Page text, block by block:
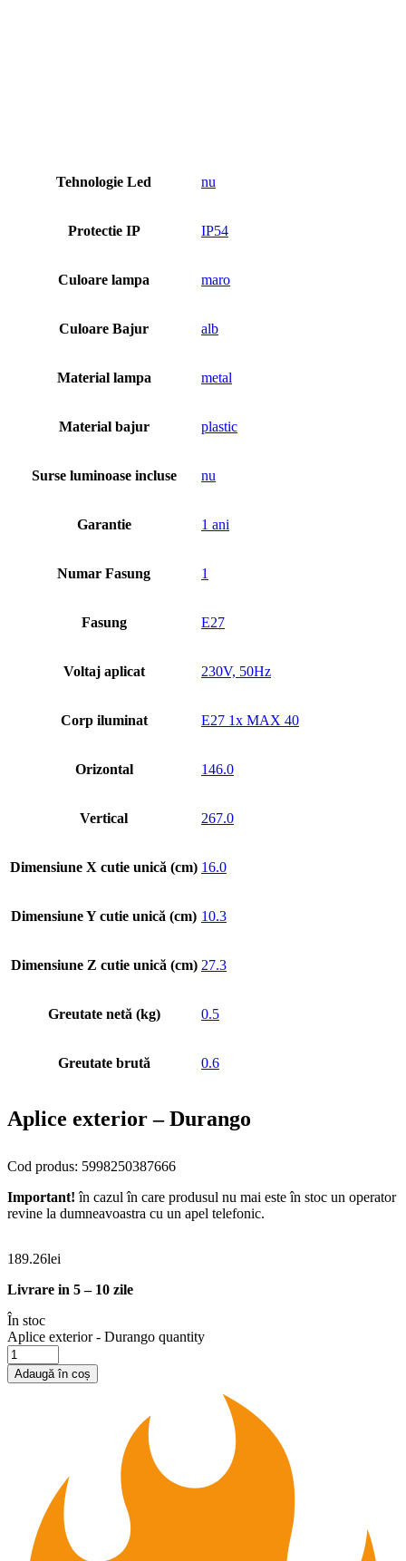
Tehnologie Led nu
Protectie IP IP54
Culoare lampa maro
Culoare Bajur alb
Material lampa metal
Material bajur plastic
Surse luminoase incluse nu
Garantie 1 ani
Numar Fasung 1
Fasung E27
Voltaj aplicat 230V, 50Hz
Corp iluminat E27 1x MAX 40
Orizontal 146.0
Vertical 267.0
Dimensiune X cutie unică (cm) 16.0
Dimensiune Y cutie unică (cm) 10.3
Dimensiune Z cutie unică (cm) 27.3
Greutate netă (kg) 0.5
Greutate brută 0.6
Aplice exterior – Durango
Cod produs: 5998250387666
Important! în cazul în care produsul nu mai este în stoc un operator
revine la dumneavoastra cu un apel telefonic.
189.26lei
Livrare in 5 – 10 zile
În stoc
Aplice exterior - Durango quantity
Adaugă în coș